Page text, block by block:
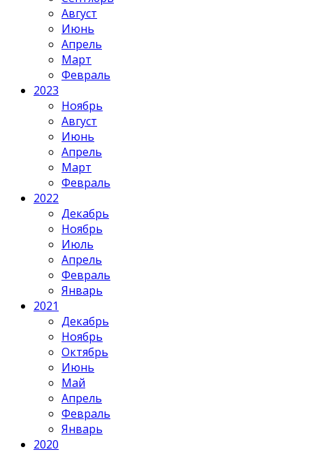
Август
Июнь
Апрель
Март
Февраль
2023
Ноябрь
Август
Июнь
Апрель
Март
Февраль
2022
Декабрь
Ноябрь
Июль
Апрель
Февраль
Январь
2021
Декабрь
Ноябрь
Октябрь
Июнь
Май
Апрель
Февраль
Январь
2020